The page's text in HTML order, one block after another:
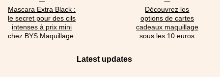
Mascara Extra Black :
le secret pour des cils
intenses à prix mini
chez BYS Maquillage.
Découvrez les
options de cartes
cadeaux maquillage
sous les 10 euros
Latest updates